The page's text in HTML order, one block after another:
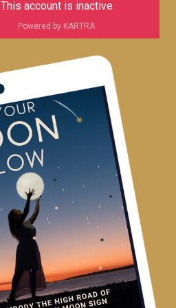
This account is inactive
Powered by KARTRA